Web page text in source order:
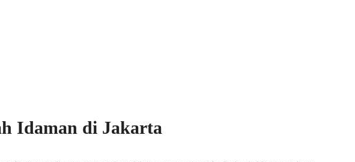
Idaman di Jakarta